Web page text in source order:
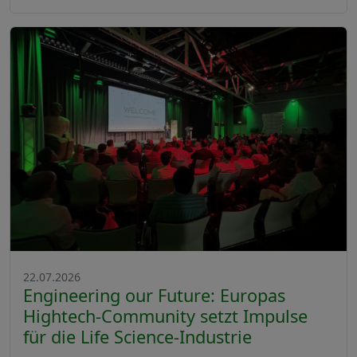
22.07.2026
Engineering our Future: Europas
Hightech-Community setzt Impulse
für die Life Science-Industrie